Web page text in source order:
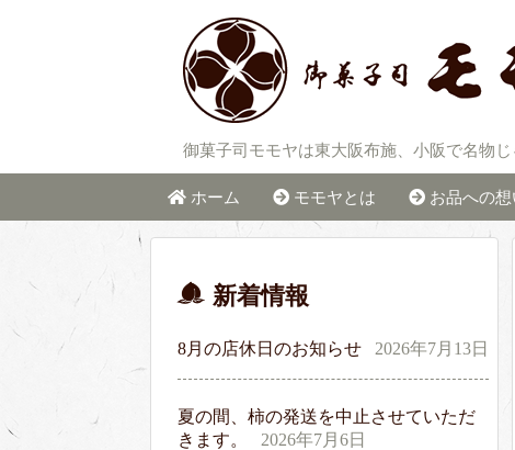
御菓子司モモヤは東大阪布施、小阪で名物
ホーム モモヤとは お品への想
新着情報
8月の店休日のお知らせ 2026年7月13日
夏の間、柿の発送を中止させていただ
きます。
2026年7月6日